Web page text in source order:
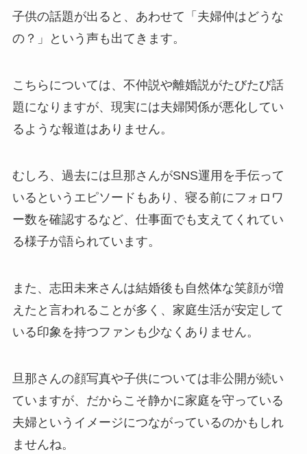
子供の話題が出ると、あわせて「夫婦仲はどうな
の？」という声も出てきます。
こちらについては、不仲説や離婚説がたびたび話
題になりますが、現実には夫婦関係が悪化してい
るような報道はありません。
むしろ、過去には旦那さんがSNS運用を手伝って
いるというエピソードもあり、寝る前にフォロワ
ー数を確認するなど、仕事面でも支えてくれてい
る様子が語られています。
また、志田未来さんは結婚後も自然体な笑顔が増
えたと言われることが多く、家庭生活が安定して
いる印象を持つファンも少なくありません。
旦那さんの顔写真や子供については非公開が続い
ていますが、だからこそ静かに家庭を守っている
夫婦というイメージにつながっているのかもしれ
ませんね。